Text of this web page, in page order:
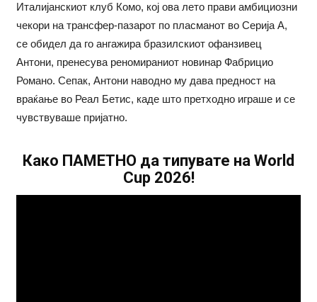
Италијанскиот клуб Комо, кој ова лето прави амбициозни
чекори на трансфер-пазарот по пласманот во Серија А,
се обидел да го ангажира бразилскиот офанзивец
Антони, пренесува реномираниот новинар Фабрицио
Романо. Сепак, Антони наводно му дава предност на
враќање во Реал Бетис, каде што претходно играше и се
чувствуваше пријатно.
Како ПАМЕТНО да типувате на World
Cup 2026!